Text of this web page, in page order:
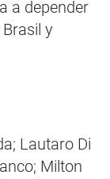
a depender
y
Lautaro Di
Milton